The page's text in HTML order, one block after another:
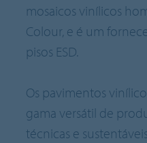
mosaicos vinílicos
Colour, e é um
pisos ESD.
Os pavimentos
gama versátil de
técnicas e